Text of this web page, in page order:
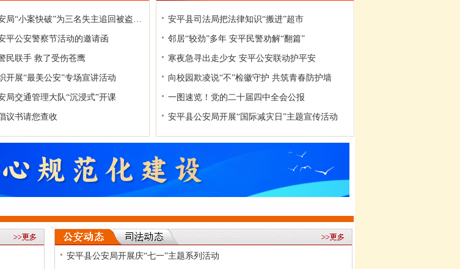
安平县公安局“小案快破”为三名失主追回被盗电动车
平公安警察节活动的邀请函
民联手 救了受伤苍鹰
开展“最美公安”专场宣讲活动
局交通管理大队“沉浸式”开课
议书请您查收
安平县司法局把法律知识“搬进”超市
邻居“较劲”多年 安平民警劝解“翻篇”
寒夜急寻出走少女 安平公安联动护平安
向校园欺凌说“不”检徽守护 共筑青春防护墙
一图速览！党的二十届四中全会公报
安平县公安局开展“国际减灾日”主题宣传活动
安平县公安局开展庆“七一”主题系列活动